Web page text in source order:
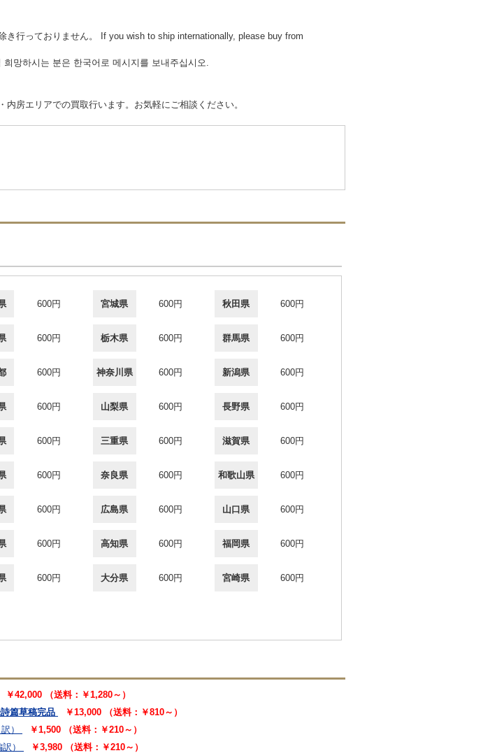
き行っておりません。 If you wish to ship internationally, please buy from
망하시는 분은 한국어로 메시지를 보내주십시오.
房エリアでの買取行います。お気軽にご相談ください。
600円 宮城県 600円 秋田県 600円
600円 栃木県 600円 群馬県 600円
600円 神奈川県 600円 新潟県 600円
600円 山梨県 600円 長野県 600円
600円 三重県 600円 滋賀県 600円
600円 奈良県 600円 和歌山県 600円
600円 広島県 600円 山口県 600円
600円 高知県 600円 福岡県 600円
600円 大分県 600円 宮崎県 600円
￥42,000 （送料：￥1,280～）
篇草稿完品
￥13,000 （送料：￥810～）
）
￥1,500 （送料：￥210～）
） ￥3,980 （送料：￥210～）